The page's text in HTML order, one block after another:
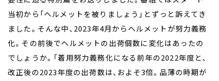
当初から「ヘルメットを被りましょう」とずっと訴えてき
ました。そんな中、2023年4月からヘルメットが努力義務
化。その前後でヘルメットの出荷個数に変化はあったの
でしょうか。「着用努力義務化になる前年の2022年度と、
改正後の2023年度の出荷数は、およそ3倍。品薄の時期が